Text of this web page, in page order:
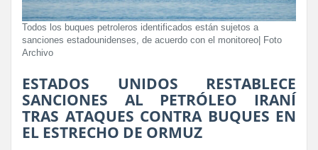
Todos los buques petroleros identificados están sujetos a
sanciones estadounidenses, de acuerdo con el monitoreo| Foto
Archivo
ESTADOS UNIDOS RESTABLECE
SANCIONES AL PETRÓLEO IRANÍ
TRAS ATAQUES CONTRA BUQUES EN
EL ESTRECHO DE ORMUZ